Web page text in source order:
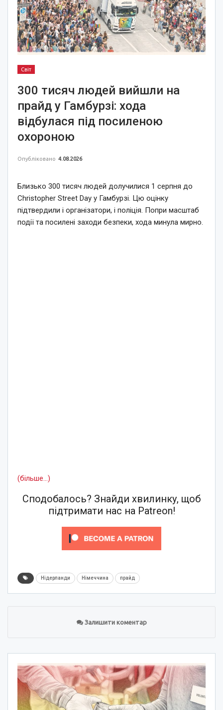
Світ
300 тисяч людей вийшли на
прайд у Гамбурзі: хода
відбулася під посиленою
охороною
Опубліковано 4.08.2026
Близько 300 тисяч людей долучилися 1 серпня до
Christopher Street Day у Гамбурзі. Цю оцінку
підтвердили і організатори, і поліція. Попри масштаб
події та посилені заходи безпеки, хода минула мирно.
(більше…)
Сподобалось? Знайди хвилинку, щоб
підтримати нас на Patreon!
Нідерланди Німеччина прайд
Залишити коментар